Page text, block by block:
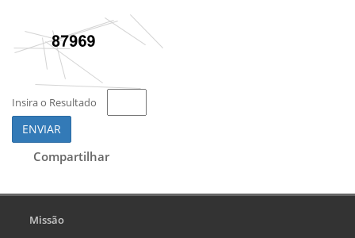
Insira o Resultado
ENVIAR
Compartilhar
Missão